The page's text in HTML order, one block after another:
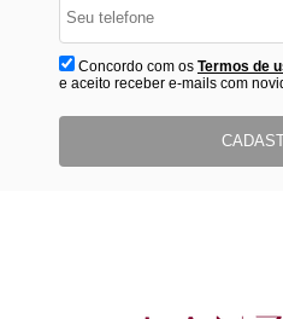
Concordo com os Termos de
e aceito receber e-mails com